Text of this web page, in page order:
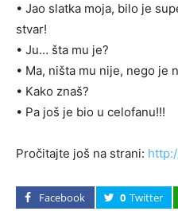
• Jao slatka moja, bilo je
stvar!
• Ju… šta mu je?
• Ma, ništa mu nije, nego je
• Kako znaš?
• Pa još je bio u celofanu!!!
Pročitajte još na strani:
Facebook 0 Twitter